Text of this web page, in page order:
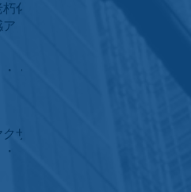
化
ア
・
ザ